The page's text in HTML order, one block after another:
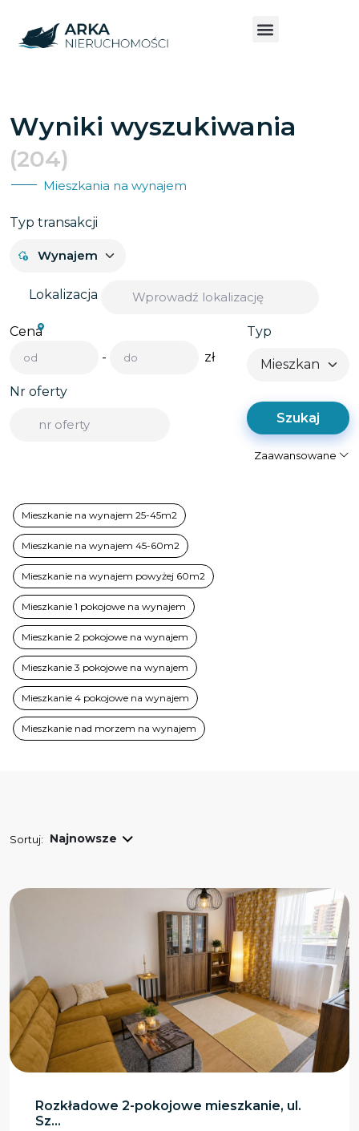
Wyniki wyszukiwania
(204)
Mieszkania na wynajem
Typ transakcji
Lokalizacja
Cena
-
zł
Typ
Nr oferty
Szukaj
Zaawansowane
-
Cena za metr
zł
Pokoje
Rodzaj
budynku
Budynek niski Kamienica
Budynek wysoki
Kilkurodzinny
Mieszkanie na wynajem 25-45m2
Mieszkanie na wynajem 45-60m2
Mieszkanie na wynajem powyżej 60m2
Mieszkanie 1 pokojowe na wynajem
Mieszkanie 2 pokojowe na wynajem
Mieszkanie 3 pokojowe na wynajem
Mieszkanie 4 pokojowe na wynajem
Mieszkanie nad morzem na wynajem
Sortuj:
Rozkładowe 2-pokojowe mieszkanie, ul.
Sz...